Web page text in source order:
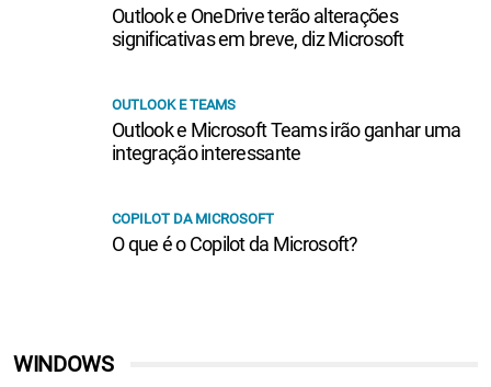
WINDOWS
Outlook e OneDrive terão alterações
significativas em breve, diz Microsoft
OUTLOOK E TEAMS
Outlook e Microsoft Teams irão ganhar uma
integração interessante
COPILOT DA MICROSOFT
O que é o Copilot da Microsoft?